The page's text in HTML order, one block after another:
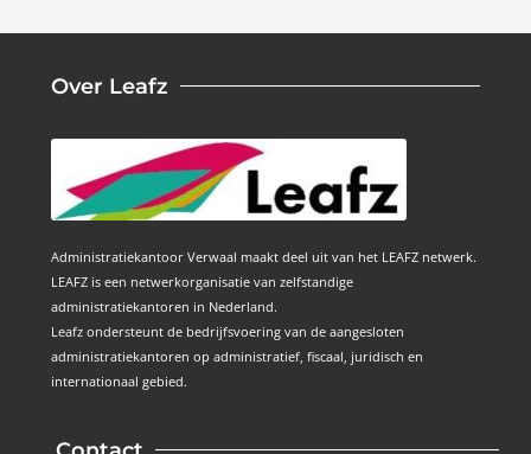
Over Leafz
Administratiekantoor Verwaal maakt deel uit van het LEAFZ netwerk.
LEAFZ is een netwerkorganisatie van zelfstandige
administratiekantoren in Nederland.
Leafz ondersteunt de bedrijfsvoering van de aangesloten
administratiekantoren op administratief, fiscaal, juridisch en
internationaal gebied.